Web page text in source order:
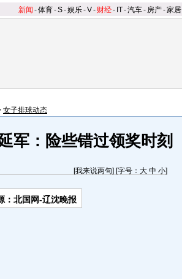
新闻 -体育-S-娱乐-V- 财经- IT-汽车- 房产-家居
女子排球动态
军：险些错过领奖时刻
[我来说两句] [字号： 大 中 小]
：北国网-辽沈晚报